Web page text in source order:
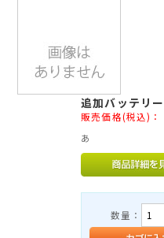
追加バッテリ
販売価格(税込)：
あ
数量：